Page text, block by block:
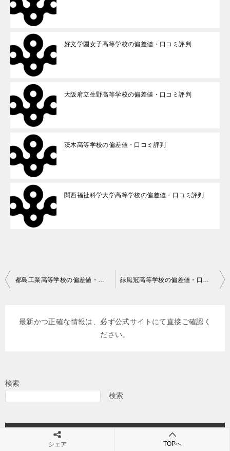
好文学園女子高等学校の偏差値・口コミ評判
大阪府立生野高等学校の偏差値・口コミ評判
茨木高等学校の偏差値・口コミ評判
関西福祉科学大学高等学校の偏差値・口コミ評判
投
ョ
都島工業高等学校の偏差値・口コミ評判 緑風冠高等学校の偏差値・口コミ評判
最新かつ正確な情報は、必ず公式サイトにて直接ご確認く
ださい。
検索
検索
最近の人気記事
シェア TOPへ